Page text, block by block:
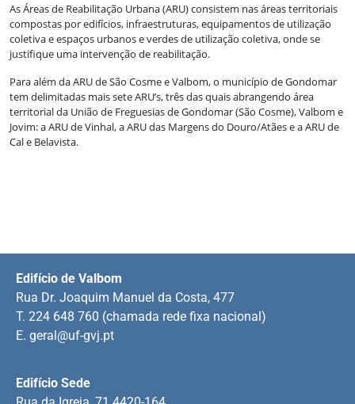
As Áreas de Reabilitação Urbana (ARU) consistem nas áreas territoriais
compostas por edifícios, infraestruturas, equipamentos de utilização
coletiva e espaços urbanos e verdes de utilização coletiva, onde se
justifique uma intervenção de reabilitação.
Para além da ARU de São Cosme e Valbom, o município de Gondomar
tem delimitadas mais sete ARU’s, três das quais abrangendo área
territorial da União de Freguesias de Gondomar (São Cosme), Valbom e
Jovim: a ARU de Vinhal, a ARU das Margens do Douro/Atães e a ARU de
Cal e Belavista.
Edifício Sede
Edifício de Valbom
Rua Dr. Joaquim Manuel da Costa, 477
T. 224 648 760 (chamada rede fixa nacional)
E. geral@uf-gvj.pt